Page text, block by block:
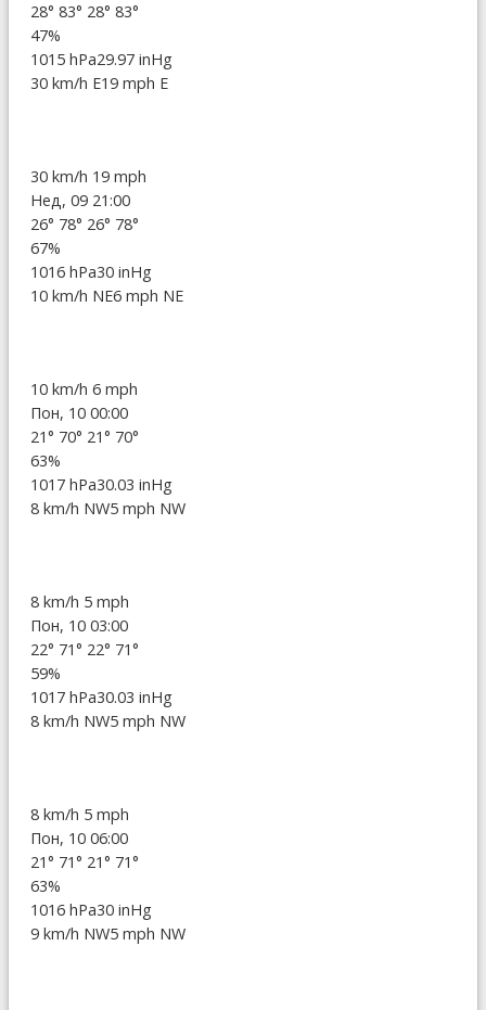
28° 83° 28° 83°
47%
1015 hPa29.97 inHg
30 km/h E19 mph E
30 km/h 19 mph
Нед, 09 21:00
26° 78° 26° 78°
67%
1016 hPa30 inHg
10 km/h NE6 mph NE
10 km/h 6 mph
Пон, 10 00:00
21° 70° 21° 70°
63%
1017 hPa30.03 inHg
8 km/h NW5 mph NW
8 km/h 5 mph
Пон, 10 03:00
22° 71° 22° 71°
59%
1017 hPa30.03 inHg
8 km/h NW5 mph NW
8 km/h 5 mph
Пон, 10 06:00
21° 71° 21° 71°
63%
1016 hPa30 inHg
9 km/h NW5 mph NW